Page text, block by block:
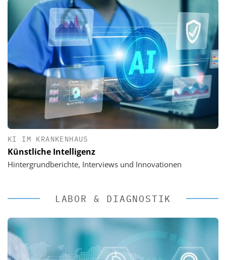
KI IM KRANKENHAUS
Künstliche Intelligenz
Hintergrundberichte, Interviews und Innovationen
LABOR & DIAGNOSTIK